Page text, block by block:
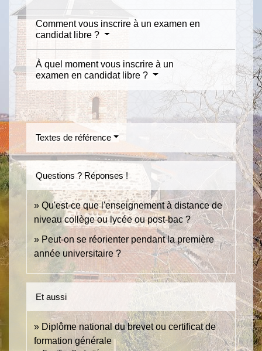
Comment vous inscrire à un examen en
candidat libre ?
À quel moment vous inscrire à un
examen en candidat libre ?
Textes de référence
Questions ? Réponses !
Qu'est-ce que l'enseignement à distance de
niveau collège ou lycée ou post-bac ?
Peut-on se réorienter pendant la première
année universitaire ?
Et aussi
Diplôme national du brevet ou certificat de
formation générale